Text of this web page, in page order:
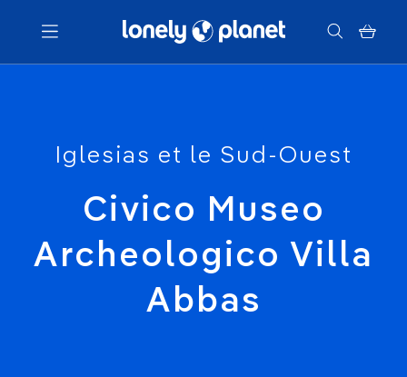
Menu
Votre recherche
Iglesias et le Sud-Ouest
Civico Museo
Archeologico Villa
Abbas